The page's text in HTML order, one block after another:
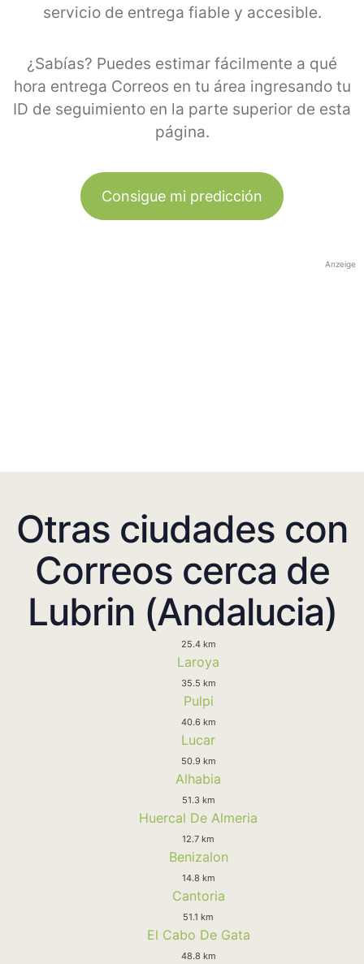
servicio de entrega fiable y accesible.
¿Sabías? Puedes estimar fácilmente a qué
hora entrega Correos en tu área ingresando tu
ID de seguimiento en la parte superior de esta
página.
Consigue mi predicción
Anzeige
Otras ciudades con
Correos cerca de
Lubrin (Andalucia)
25.4 km
Laroya
35.5 km
Pulpi
40.6 km
Lucar
50.9 km
Alhabia
51.3 km
Huercal De Almeria
12.7 km
Benizalon
14.8 km
Cantoria
51.1 km
El Cabo De Gata
48.8 km